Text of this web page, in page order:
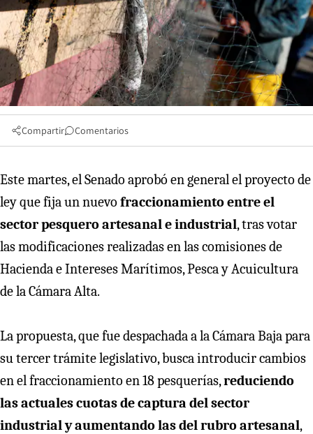
Compartir Comentarios
Este martes, el Senado aprobó en general el proyecto de
ley que fija un nuevo fraccionamiento entre el
sector pesquero artesanal e industrial, tras votar
las modificaciones realizadas en las comisiones de
Hacienda e Intereses Marítimos, Pesca y Acuicultura
de la Cámara Alta.
La propuesta, que fue despachada a la Cámara Baja para
su tercer trámite legislativo, busca introducir cambios
en el fraccionamiento en 18 pesquerías,reduciendo
las actuales cuotas de captura del sector
industrial y aumentando las del rubro artesanal,